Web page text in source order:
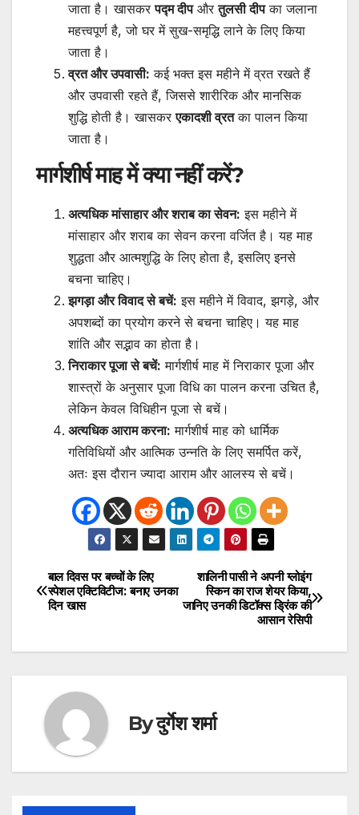
जाता है। खासकरपद्म दीपऔरतुलसी दीपका जलाना
महत्त्वपूर्ण है, जो घर में सुख-समृद्धि लाने के लिए किया
जाता है।
व्रत और उपवासी: कई भक्त इस महीने में व्रत रखते हैं
और उपवासी रहते हैं, जिससे शारीरिक और मानसिक
शुद्धि होती है। खासकरएकादशी व्रतका पालन किया
जाता है।
मार्गशीर्ष माह में क्या नहीं करें?
अत्यधिक मांसाहार और शराब का सेवन: इस महीने में
मांसाहार और शराब का सेवन करना वर्जित है। यह माह
शुद्धता और आत्मशुद्धि के लिए होता है, इसलिए इनसे
बचना चाहिए।
झगड़ा और विवाद से बचें: इस महीने में विवाद, झगड़े, और
अपशब्दों का प्रयोग करने से बचना चाहिए। यह माह
शांति और सद्भाव का होता है।
निराकार पूजा से बचें: मार्गशीर्ष माह में निराकार पूजा और
शास्त्रों के अनुसार पूजा विधि का पालन करना उचित है,
लेकिन केवल विधिहीन पूजा से बचें।
अत्यधिक आराम करना: मार्गशीर्ष माह को धार्मिक
गतिविधियों और आत्मिक उन्नति के लिए समर्पित करें,
अतः इस दौरान ज्यादा आराम और आलस्य से बचें।
Post
navigation
शालिनी पासी ने अपनी ग्लोइंग
स्किन का राज शेयर किया,
जानिए उनकी डिटॉक्स ड्रिंक की
आसान रेसिपी
बाल दिवस पर बच्चों के लिए
स्पेशल एक्टिविटीज: बनाए उनका
दिन खास
Byदुर्गेश शर्मा